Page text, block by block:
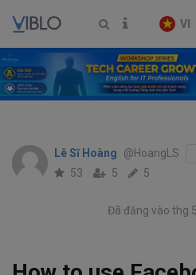
VI
Lê Sĩ Hoàng @HoangLS
53 5 5
Đã đăng vào thg